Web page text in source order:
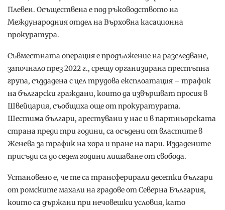
Плевен. Осъществена е под ръководството на
Международния отдел на Върховна касационна
прокуратура.
Съвместната операция е продължение на разследване,
започнало през 2022 г., срещу организирана престъпна
група, създадена с цел трудова експлоатация – трафик
на български граждани, които да извършват просия в
Швейцария, съобщиха още от прокуратурата.
Шестима българи, арестувани у нас и в партньорската
страна преди три години, са осъдени от властите в
Женева за трафик на хора и пране на пари. Издадените
присъди са до седем години лишаване от свобода.
Установено е, че те са трансферирали десетки българи
от ромските махали на градове от Северна България,
които са държани при нечовешки условия, като